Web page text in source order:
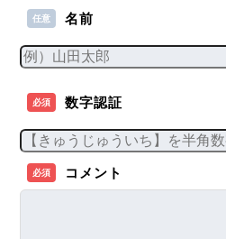
任意 名前
必須 数字認証
必須 コメント